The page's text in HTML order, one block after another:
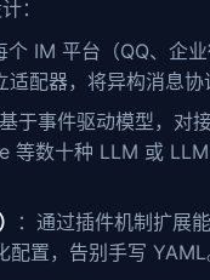
：
个 IM 平台（QQ、企
配器，将异构消息
于事件驱动模型，对
等数十种 LLM 或
：通过插件机制扩展
配置，告别手写